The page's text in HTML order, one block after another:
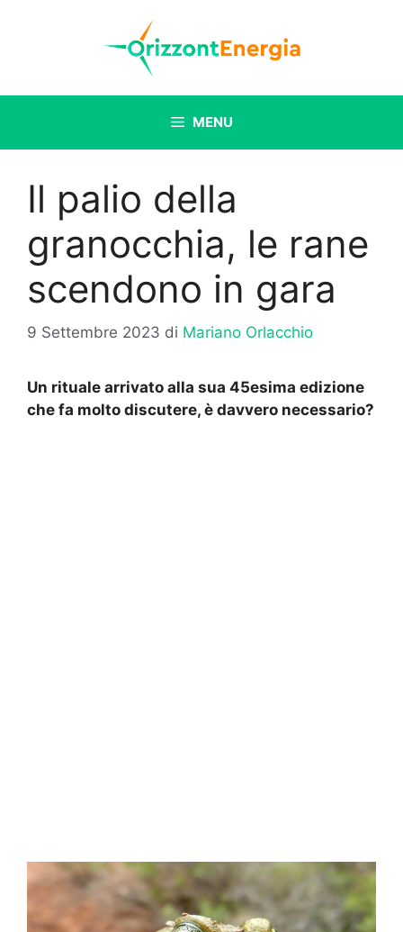
MENU
Il palio della
granocchia, le rane
scendono in gara
9 Settembre 2023 di Mariano Orlacchio
Un rituale arrivato alla sua 45esima edizione
che fa molto discutere, è davvero necessario?